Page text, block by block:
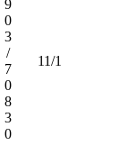
9
0
3
/
7
0
8
3
0
11/1